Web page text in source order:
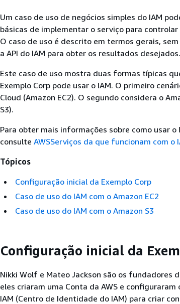
Um caso de uso de negócios simples do IAM
básicas de implementar o serviço para controlar
O caso de uso é descrito em termos gerais,
a API do IAM para obter os resultados desejados.
Este caso de uso mostra duas formas típicas
Exemplo Corp pode usar o IAM. O primeiro
Cloud (Amazon EC2). O segundo considera o
S3).
Para obter mais informações sobre como usar o
consulte AWSServiços da que funcionam com o
Tópicos
Configuração inicial da Exemplo Corp
Caso de uso do IAM com o Amazon EC2
Caso de uso do IAM com o Amazon S3
Configuração inicial da
Nikki Wolf e Mateo Jackson são os fundadores
eles criaram uma Conta da AWS e
IAM (Centro de Identidade do IAM) para criar